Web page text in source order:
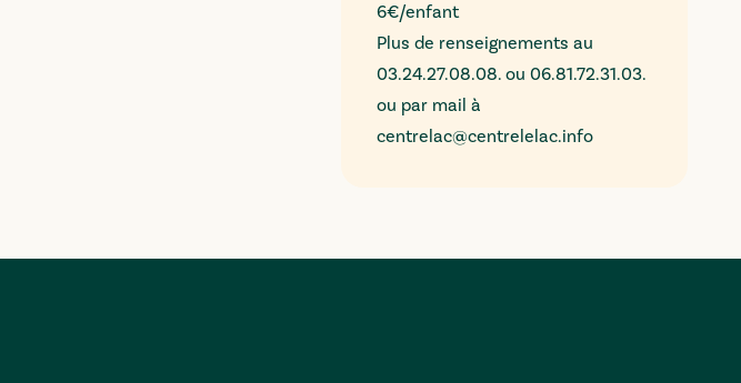
6€/enfant
Plus de renseignements au
03.24.27.08.08. ou 06.81.72.31.03.
ou par mail à
centrelac@centrelelac.info